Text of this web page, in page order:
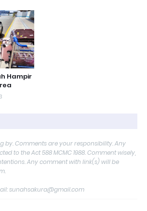
Hampir
by. Comments are your responsibility. Any
to the Act 588 MCMC 1988. Comment wisely,
Any comment with link(s) will be
sunahsakura@gmail.com